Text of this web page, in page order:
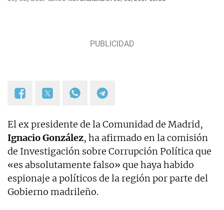
El ex presidente de la Comunidad de Madrid,
Ignacio González, ha afirmado en la comisión
de Investigación sobre Corrupción Política que
«es absolutamente falso» que haya habido
espionaje a políticos de la región por parte del
Gobierno madrileño.